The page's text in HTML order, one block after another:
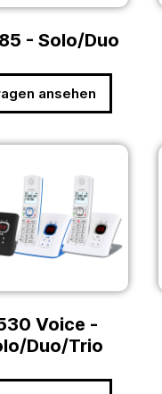
- Solo/Duo
ansehen
Voice -
Duo/Trio